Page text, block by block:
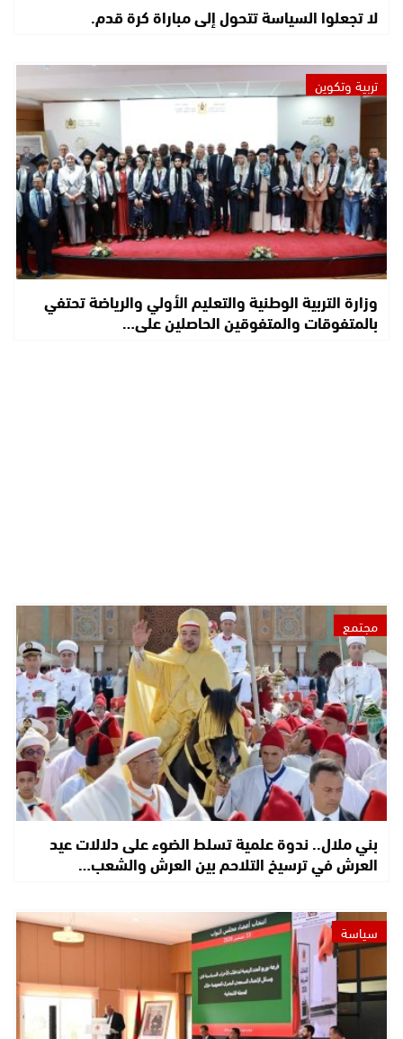
لا تجعلوا السياسة تتحول إلى مباراة كرة قدم.
تربية وتكوين
وزارة التربية الوطنية والتعليم الأولي والرياضة تحتفي
بالمتفوقات والمتفوقين الحاصلين على…
مجتمع
بني ملال.. ندوة علمية تسلط الضوء على دلالات عيد
العرش في ترسيخ التلاحم بين العرش والشعب…
سياسة